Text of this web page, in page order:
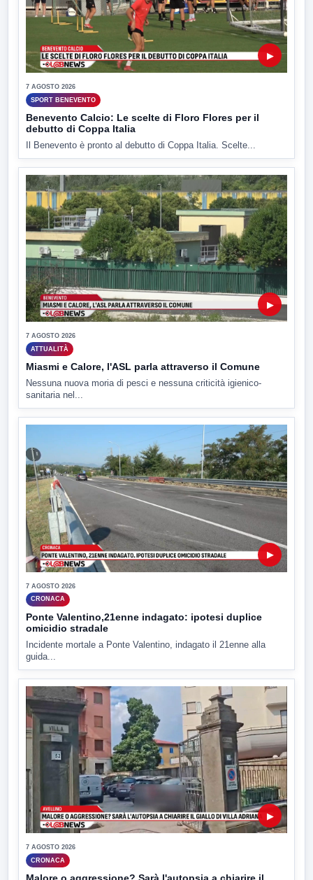
▶
7 AGOSTO 2026
SPORT BENEVENTO
Benevento Calcio: Le scelte di Floro Flores per il
debutto di Coppa Italia
Il Benevento è pronto al debutto di Coppa Italia. Scelte...
▶
7 AGOSTO 2026
ATTUALITÀ
Miasmi e Calore, l'ASL parla attraverso il Comune
Nessuna nuova moria di pesci e nessuna criticità igienico-
sanitaria nel...
▶
7 AGOSTO 2026
CRONACA
Ponte Valentino,21enne indagato: ipotesi duplice
omicidio stradale
Incidente mortale a Ponte Valentino, indagato il 21enne alla
guida...
▶
7 AGOSTO 2026
CRONACA